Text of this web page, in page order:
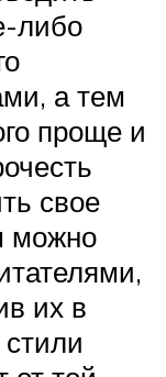
либо
а тем
проще и
свое
можно
их в